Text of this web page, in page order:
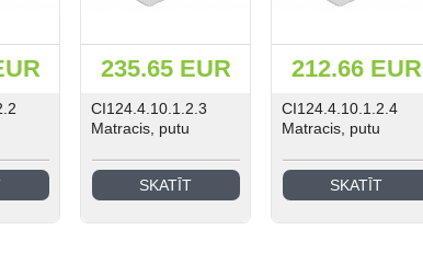
235.65 EUR
CI124.4.10.1.2.3
Matracis, putu
SKATĪT
212.66 EUR
CI124.4.10.1.2.4
Matracis, putu
SKATĪT